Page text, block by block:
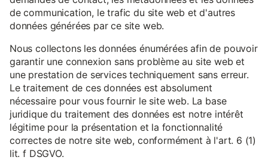
de communication, le trafic du site web et d'autres
données générées par ce site web.
Nous collectons les données énumérées afin de pouvoir
garantir une connexion sans problème au site web et
une prestation de services techniquement sans erreur.
Le traitement de ces données est absolument
nécessaire pour vous fournir le site web. La base
juridique du traitement des données est notre intérêt
légitime pour la présentation et la fonctionnalité
correctes de notre site web, conformément à l'art. 6 (1)
lit. f DSGVO.